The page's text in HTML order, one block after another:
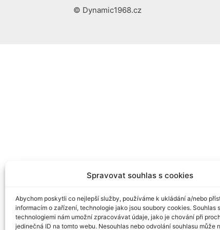
Spravovat souhlas s cookies
Abychom poskytli co nejlepší služby, používáme k ukládání a/nebo
informacím o zařízení, technologie jako jsou soubory cookies. Souhlas
technologiemi nám umožní zpracovávat údaje, jako je chování při
jedinečná ID na tomto webu. Nesouhlas nebo odvolání souhlasu může
© Dynamic1968.cz